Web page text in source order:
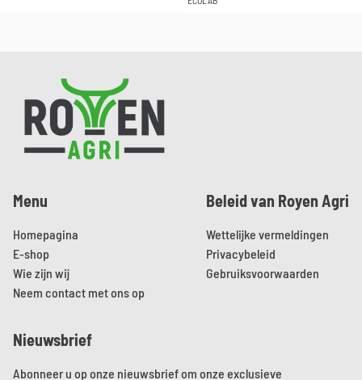
variaties.
Deze
optie
gekozen
productpagina
Pied de page
Menu
Homepagina
E-shop
Wie zijn wij
Neem contact met ons op
Beleid van Royen Agri
Wettelijke vermeldingen
Privacybeleid
Gebruiksvoorwaarden
Nieuwsbrief
Abonneer u op onze nieuwsbrief om onze exclusieve